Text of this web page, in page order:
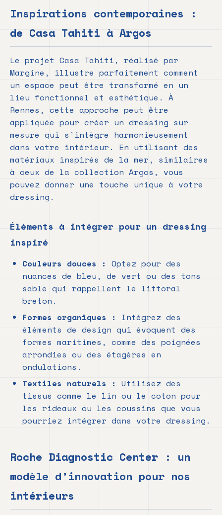
Inspirations contemporaines :
de Casa Tahiti à Argos
Le projet Casa Tahiti, réalisé par
Margine, illustre parfaitement comment
un espace peut être transformé en un
lieu fonctionnel et esthétique. À
Rennes, cette approche peut être
appliquée pour créer un dressing sur
mesure qui s’intègre harmonieusement
dans votre intérieur. En utilisant des
matériaux inspirés de la mer, similaires
à ceux de la collection Argos, vous
pouvez donner une touche unique à votre
dressing.
Éléments à intégrer pour un dressing
inspiré
Couleurs douces : Optez pour des
nuances de bleu, de vert ou des tons
sable qui rappellent le littoral
breton.
Formes organiques :
Intégrez des
éléments de design qui évoquent des
formes maritimes, comme des poignées
arrondies ou des étagères en
ondulations.
Textiles naturels : Utilisez des
tissus comme le lin ou le coton pour
les rideaux ou les coussins que vous
pourriez intégrer dans votre dressing.
Roche Diagnostic Center : un
modèle d’innovation pour nos
intérieurs